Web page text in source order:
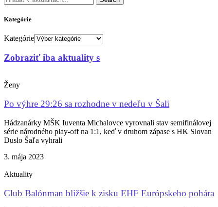
Kategórie
Kategórie
Zobraziť iba aktuality s
Ženy
Po výhre 29:26 sa rozhodne v nedeľu v Šali
Hádzanárky MŠK Iuventa Michalovce vyrovnali stav semifinálovej
série národného play-off na 1:1, keď v druhom zápase s HK Slovan
Duslo Šaľa vyhrali
3. mája 2023
Aktuality
Club Balónman bližšie k zisku EHF Európskeho pohára